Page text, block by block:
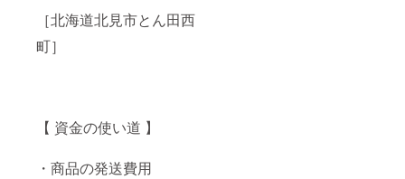
［北海道北見市とん田西
町］
【 資金の使い道 】
・商品の発送費用